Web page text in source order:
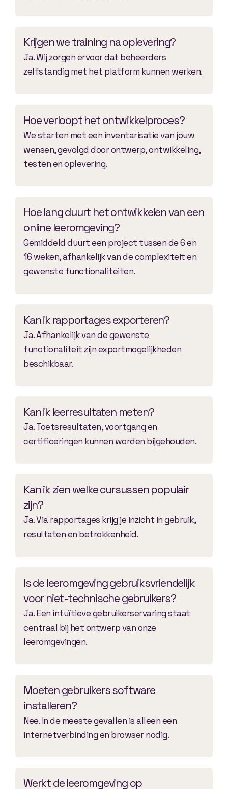
Krijgen we training na oplevering?
Ja. Wij zorgen ervoor dat beheerders
zelfstandig met het platform kunnen werken.
Hoe verloopt het ontwikkelproces?
We starten met een inventarisatie van jouw
wensen, gevolgd door ontwerp, ontwikkeling,
testen en oplevering.
Hoe lang duurt het ontwikkelen van een
online leeromgeving?
Gemiddeld duurt een project tussen de 6 en
16 weken, afhankelijk van de complexiteit en
gewenste functionaliteiten.
Kan ik rapportages exporteren?
Ja. Afhankelijk van de gewenste
functionaliteit zijn exportmogelijkheden
beschikbaar.
Kan ik leerresultaten meten?
Ja. Toetsresultaten, voortgang en
certificeringen kunnen worden bijgehouden.
Kan ik zien welke cursussen populair
zijn?
Ja. Via rapportages krijg je inzicht in gebruik,
resultaten en betrokkenheid.
Is de leeromgeving gebruiksvriendelijk
voor niet-technische gebruikers?
Ja. Een intuïtieve gebruikerservaring staat
centraal bij het ontwerp van onze
leeromgevingen.
Moeten gebruikers software
installeren?
Nee. In de meeste gevallen is alleen een
internetverbinding en browser nodig.
Werkt de leeromgeving op